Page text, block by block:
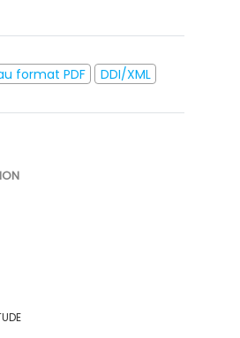
format PDF
DDI/XML